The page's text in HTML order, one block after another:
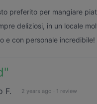
preferito per mangiare
deliziosi, in un locale
e con personale incredibile!
"
F. 2 years ago · 1 review